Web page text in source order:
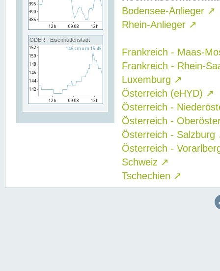
ODER - Eisenhüttenstadt
Bodensee-Anlieger ↗
Rhein-Anlieger ↗
Frankreich - Maas-
Frankreich - Rhein-
Luxemburg ↗
Österreich (eHYD) ↗
Österreich -
Österreich -
Österreich - Salzburg
Österreich -
Schweiz ↗
Tschechien ↗